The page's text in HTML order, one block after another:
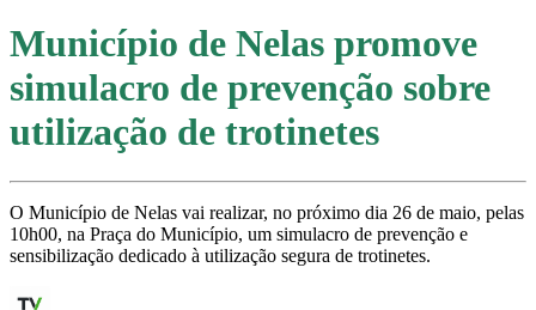
Município de Nelas promove
simulacro de prevenção sobre
utilização de trotinetes
O Município de Nelas vai realizar, no próximo dia 26 de maio, pelas
10h00, na Praça do Município, um simulacro de prevenção e
sensibilização dedicado à utilização segura de trotinetes.